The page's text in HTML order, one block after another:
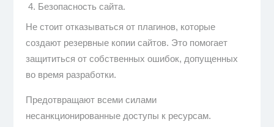
Безопасность сайта.
Не стоит отказываться от плагинов, которые
создают резервные копии сайтов. Это помогает
защититься от собственных ошибок, допущенных
во время разработки.
Предотвращают всеми силами
несанкционированные доступы к ресурсам.